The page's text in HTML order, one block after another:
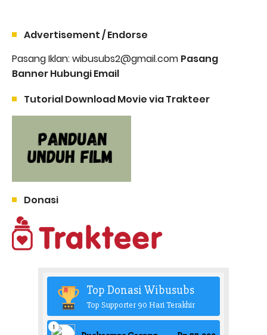
Advertisement / Endorse
Pasang Iklan: wibusubs2@gmail.com Pasang
Banner Hubungi Email
Tutorial Download Movie via Trakteer
Donasi